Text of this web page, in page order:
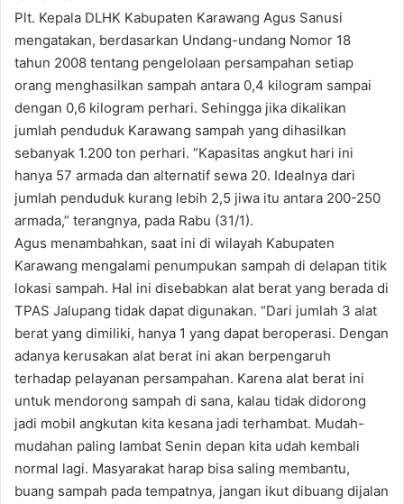
Plt. Kepala DLHK Kabupaten Karawang Agus Sanusi
mengatakan, berdasarkan Undang-undang Nomor 18
tahun 2008 tentang pengelolaan persampahan setiap
orang menghasilkan sampah antara 0,4 kilogram sampai
dengan 0,6 kilogram perhari. Sehingga jika dikalikan
jumlah penduduk Karawang sampah yang dihasilkan
sebanyak 1.200 ton perhari. “Kapasitas angkut hari ini
hanya 57 armada dan alternatif sewa 20. Idealnya dari
jumlah penduduk kurang lebih 2,5 jiwa itu antara 200-250
armada,” terangnya, pada Rabu (31/1).
Agus menambahkan, saat ini di wilayah Kabupaten
Karawang mengalami penumpukan sampah di delapan titik
lokasi sampah. Hal ini disebabkan alat berat yang berada di
TPAS Jalupang tidak dapat digunakan. “Dari jumlah 3 alat
berat yang dimiliki, hanya 1 yang dapat beroperasi. Dengan
adanya kerusakan alat berat ini akan berpengaruh
terhadap pelayanan persampahan. Karena alat berat ini
untuk mendorong sampah di sana, kalau tidak didorong
jadi mobil angkutan kita kesana jadi terhambat. Mudah-
mudahan paling lambat Senin depan kita udah kembali
normal lagi. Masyarakat harap bisa saling membantu,
buang sampah pada tempatnya, jangan ikut dibuang dijalan